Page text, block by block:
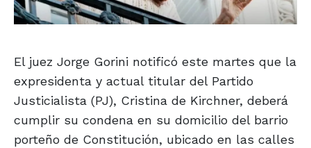
El juez Jorge Gorini notificó este martes que la
expresidenta y actual titular del Partido
Justicialista (PJ), Cristina de Kirchner, deberá
cumplir su condena en su domicilio del barrio
porteño de Constitución, ubicado en las calles